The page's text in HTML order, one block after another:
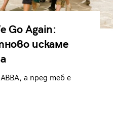
Go Again:
искаме
а пред теб е